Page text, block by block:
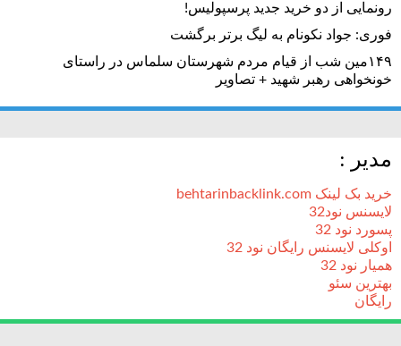
رونمایی از دو خرید جدید پرسپولیس!
فوری: جواد نکونام به لیگ برتر برگشت
۱۴۹مین شب از قیام مردم شهرستان سلماس در راستای
خونخواهی رهبر شهید + تصاویر
مدیر :
خرید بک لینک behtarinbacklink.com
لایسنس نود32
پسورد نود 32
اوکلی لایسنس رایگان نود 32
همیار نود 32
بهترین سئو
رایگان